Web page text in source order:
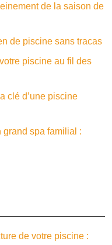
de la saison de
de piscine sans tracas
piscine au fil des
clé d’une piscine
grand spa familial :
de votre piscine :